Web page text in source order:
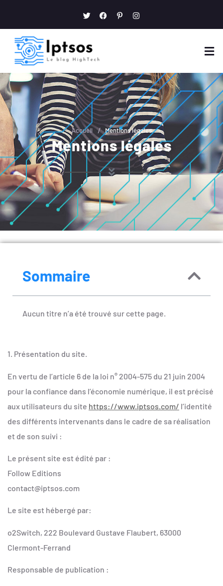
Accueil / Mentions légales
Mentions légales
Sommaire
Aucun titre n’a été trouvé sur cette page.
1. Présentation du site.
En vertu de l’article 6 de la loi n° 2004-575 du 21 juin 2004
pour la confiance dans l’économie numérique, il est précisé
aux utilisateurs du site https://www.iptsos.com/ l’identité
des différents intervenants dans le cadre de sa réalisation
et de son suivi :
Le présent site est édité par :
Follow Editions
contact@iptsos.com
Le site est hébergé par:
o2Switch, 222 Boulevard Gustave Flaubert, 63000
Clermont-Ferrand
Responsable de publication :